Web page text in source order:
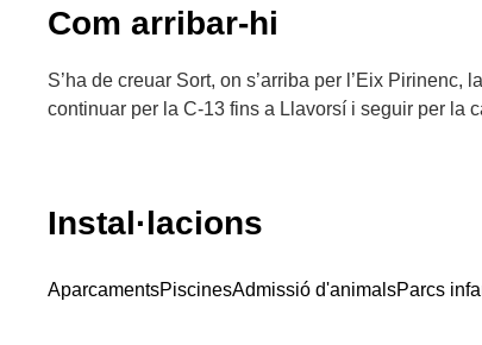
Com arribar-hi
S’ha de creuar Sort, on s’arriba per l’Eix Pirinenc,
continuar per la C-13 fins a Llavorsí i seguir per la
Instal·lacions
AparcamentsPiscinesAdmissió d'animalsParcs